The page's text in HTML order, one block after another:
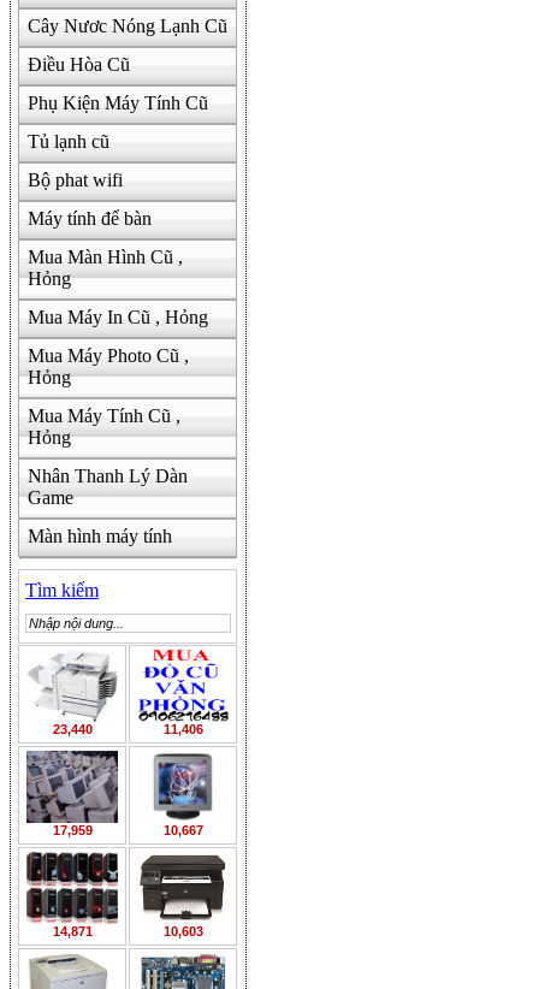
Cây Nươc Nóng Lạnh Cũ
Điều Hòa Cũ
Phụ Kiện Máy Tính Cũ
Tủ lạnh cũ
Bộ phat wifi
Máy tính để bàn
Mua Màn Hình Cũ ,
Hỏng
Mua Máy In Cũ , Hỏng
Mua Máy Photo Cũ ,
Hỏng
Mua Máy Tính Cũ ,
Hỏng
Nhân Thanh Lý Dàn
Game
Màn hình máy tính
Tìm kiếm
23,440 11,406
17,959 10,667
14,871 10,603